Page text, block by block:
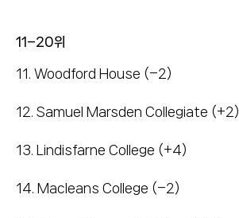
11–20위
11. Woodford House (–2)
12. Samuel Marsden Collegiate (+2)
13. Lindisfarne College (+4)
14. Macleans College (–2)